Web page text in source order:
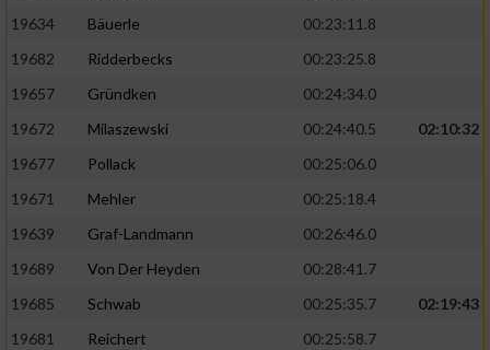
19634
Bäuerle
00:23:11.8
19682
Ridderbecks
00:23:25.8
19657
Gründken
00:24:34.0
19672
Milaszewski 00:24:40.5
02:10:32
19677
Pollack
00:25:06.0
19671
Mehler
00:25:18.4
19639
Graf-Landmann
00:26:46.0
19689
Von Der Heyden
00:28:41.7
19685
Schwab 00:25:35.7
02:19:43
19681
Reichert
00:25:58.7